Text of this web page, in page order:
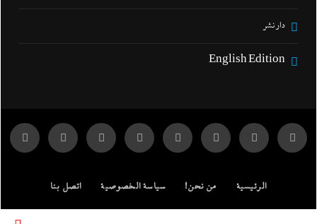
دار نشر
English Edition
الرئيسية من نحن! سياسة الخصوصية اتصل بنا